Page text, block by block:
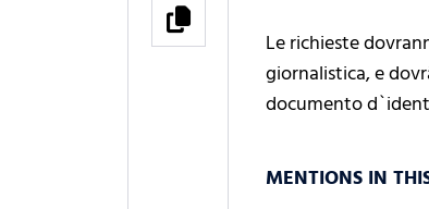
Le richieste
giornalistica, e
documento
MENTIONS IN